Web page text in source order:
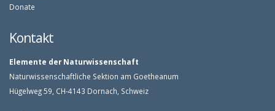
Donate
Kontakt
Elemente der Naturwissenschaft
Naturwissenschaftliche Sektion am Goetheanum
Hügelweg 59, CH-4143 Dornach, Schweiz